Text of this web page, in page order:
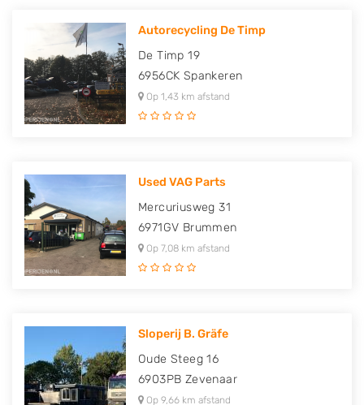
Autorecycling De Timp
De Timp 19
6956CK Spankeren
Op 1,43 km afstand
Used VAG Parts
Mercuriusweg 31
6971GV Brummen
Op 7,08 km afstand
Sloperij B. Gräfe
Oude Steeg 16
6903PB Zevenaar
Op 9,66 km afstand